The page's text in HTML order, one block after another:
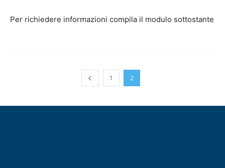
Per richiedere informazioni compila il modulo sottostante
1 2